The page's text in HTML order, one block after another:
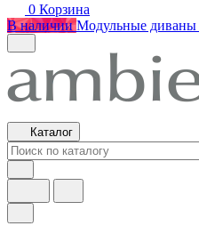
0 Корзина
В наличии Модульные диваны
Каталог